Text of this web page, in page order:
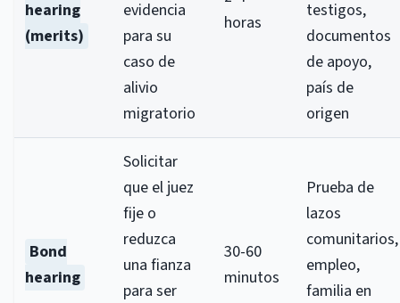
hearing
(merits)
evidencia
para su
caso de
alivio
migratorio
horas
testigos,
documentos
de apoyo,
país de
origen
Bond
hearing
Solicitar
que el juez
fije o
reduzca
una fianza
para ser
30-60
minutos
Prueba de
lazos
comunitarios,
empleo,
familia en